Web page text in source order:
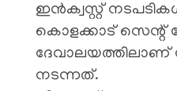
ഇൻക്വസ്റ്റ്
കൊളക്കാട്
ദേവാലയത്തിലാണ്
നടന്നത്.